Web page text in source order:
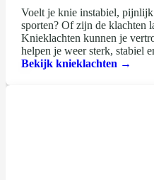
Voelt je knie instabiel,
sporten? Of zijn de klachten
Knieklachten kunnen je
helpen je weer sterk, stabiel
Bekijk knieklachten →